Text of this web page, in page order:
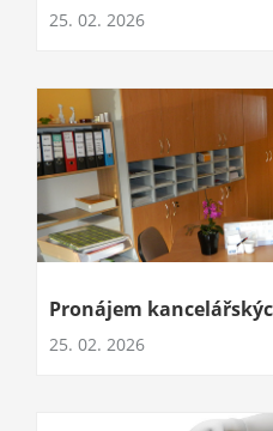
25. 02. 2026
Pronájem
25. 02. 2026